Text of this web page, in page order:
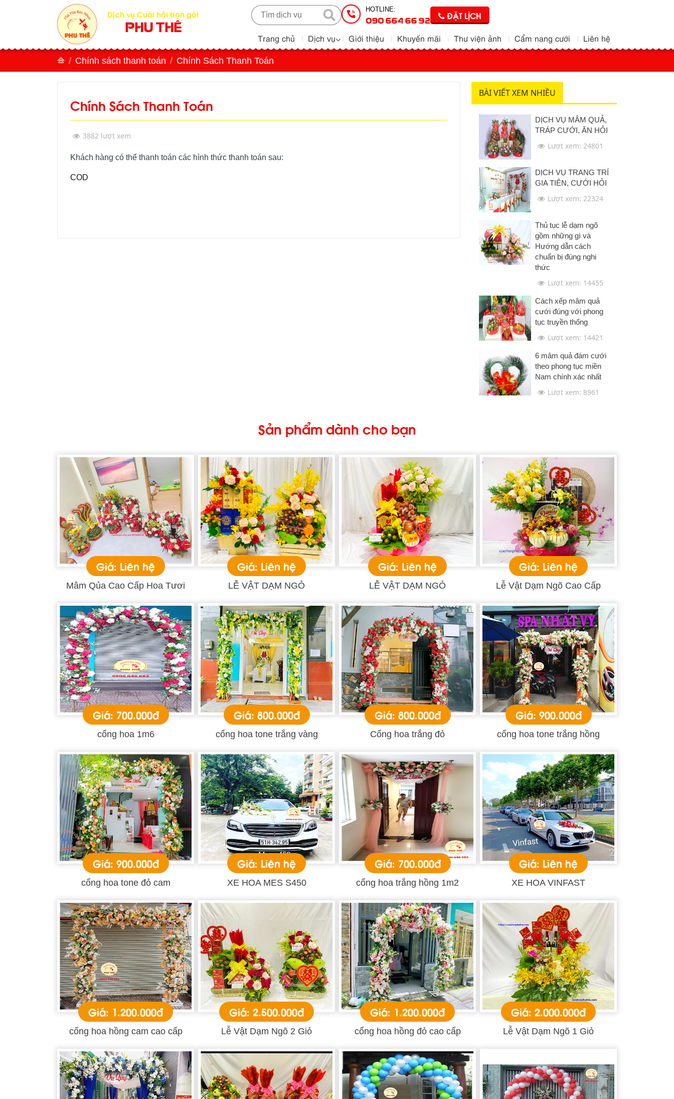
Dịch vụ Cưới hỏi trọn gói
PHU THÊ
HOTLINE:
090 664 66 92 ĐẶT LỊCH
Trang chủ Dịch vụ Giới thiệu Khuyến mãi Thư viện ảnh Cẩm nang cưới Liên hệ
Chính sách thanh toán Chính Sách Thanh Toán
Chính Sách Thanh Toán
3882 lượt xem
Khách hàng có thể thanh toán các hình thức thanh toán sau:
COD
BÀI VIẾT XEM NHIỀU
DỊCH VỤ MÂM QUẢ,
TRÁP CƯỚI, ĂN HỎI
Lượt xem: 24801
DỊCH VỤ TRANG TRÍ
GIA TIÊN, CƯỚI HỎI
Lượt xem: 22324
Thủ tục lễ dạm ngõ
gồm những gì và
Hướng dẫn cách
chuẩn bị đúng nghi
thức
Lượt xem: 14455
Cách xếp mâm quả
cưới đúng với phong
tục truyền thống
Lượt xem: 14421
6 mâm quả đám cưới
theo phong tục miền
Nam chính xác nhất
Lượt xem: 8961
Sản phẩm dành cho bạn
Giá: Liên hệ
Mâm Qủa Cao Cấp Hoa Tươi
Giá: Liên hệ
LỄ VẬT DẠM NGỎ
Giá: Liên hệ
LỄ VẬT DẠM NGỎ
Giá: Liên hệ
Lễ Vật Dạm Ngõ Cao Cấp
Giá: 700.000đ
cổng hoa 1m6
Giá: 800.000đ
cổng hoa tone trắng vàng
Giá: 800.000đ
Cổng hoa trắng đỏ
Giá: 900.000đ
cổng hoa tone trắng hồng
Giá: 900.000đ
cổng hoa tone đỏ cam
Giá: Liên hệ
XE HOA MES S450
Giá: 700.000đ
cổng hoa trắng hồng 1m2
Giá: Liên hệ
XE HOA VINFAST
Giá: 1.200.000đ
cổng hoa hồng cam cao cấp
Giá: 2.500.000đ
Lễ Vật Dạm Ngõ 2 Giỏ
Giá: 1.200.000đ
cổng hoa hồng đỏ cao cấp
Giá: 2.000.000đ
Lễ Vật Dạm Ngõ 1 Giỏ